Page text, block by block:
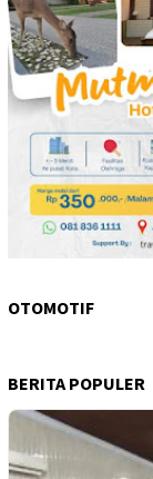
OTOMOTIF
BERITA POPULER